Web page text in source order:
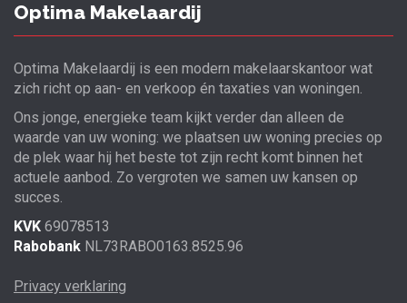
Optima Makelaardij
Optima Makelaardij is een modern makelaarskantoor wat
zich richt op aan- en verkoop én taxaties van woningen.
Ons jonge, energieke team kijkt verder dan alleen de
waarde van uw woning: we plaatsen uw woning precies op
de plek waar hij het beste tot zijn recht komt binnen het
actuele aanbod. Zo vergroten we samen uw kansen op
succes.
KVK 69078513
Rabobank NL73RABO0163.8525.96
Privacy verklaring